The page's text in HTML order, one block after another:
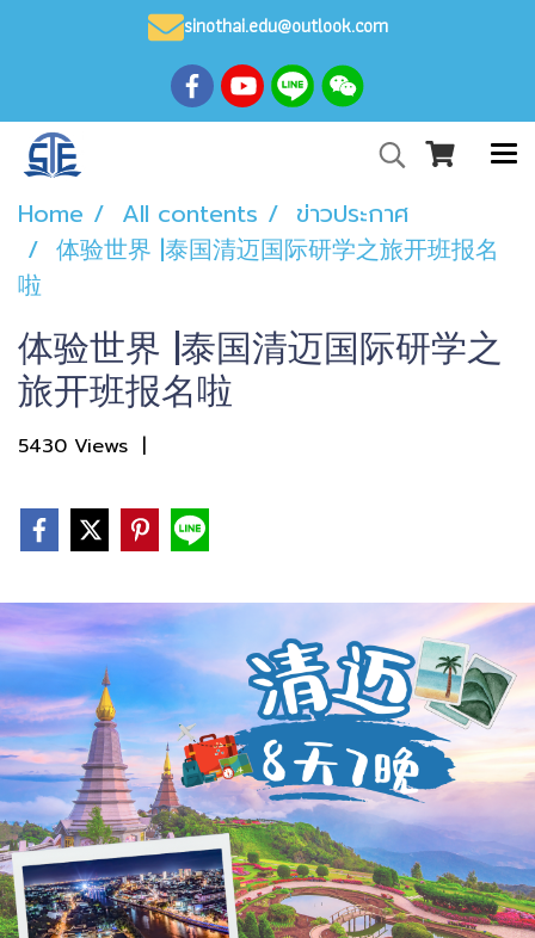
sinothai.edu@outlook.com
Home All contents
ข่าวประกาศ
体验世界 |泰国清迈国际研学之旅开班报名
啦
体验世界 |泰国清迈国际研学之
旅开班报名啦
5430 Views |